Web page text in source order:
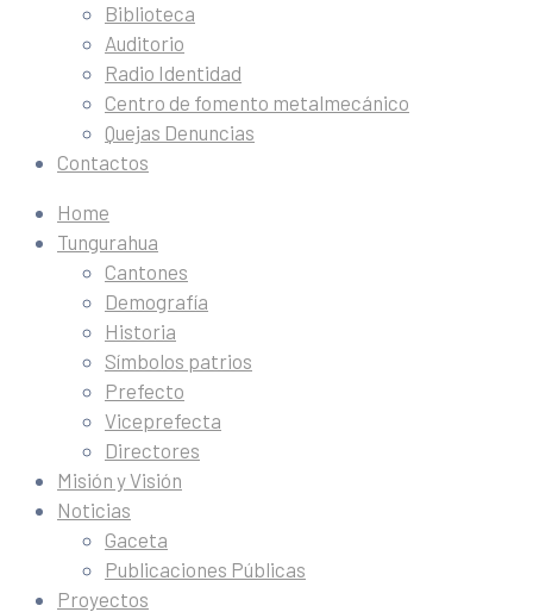
Biblioteca
Auditorio
Radio Identidad
Centro de fomento metalmecánico
Quejas Denuncias
Contactos
Home
Tungurahua
Cantones
Demografía
Historia
Símbolos patrios
Prefecto
Viceprefecta
Directores
Misión y Visión
Noticias
Gaceta
Publicaciones Públicas
Proyectos